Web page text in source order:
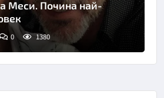
Меси. Почина най-
0 1380